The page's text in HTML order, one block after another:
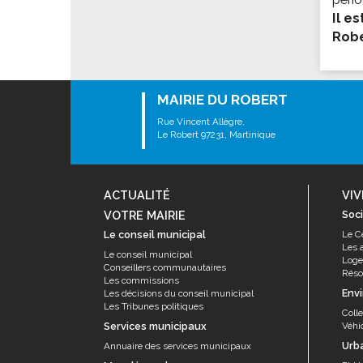
Les activités des associations
VIE PRATIQUE
Les espaces numériques
Stationnement
Les marchés
Le funéraire
Numéros d'urgence
SANTÉ
Il
MAIRIE DU ROBERT
Rue Vincent Allègre,
Le Robert 97231, Martinique
ACTUALITÉ
VOTRE MAIRIE
Le conseil municipal
Le conseil municipal
Conseillers communautaires
Les commissions
Les décisions du conseil municipal
Les Tribunes politiques
Services municipaux
Annuaire des services municipaux
Le
Les